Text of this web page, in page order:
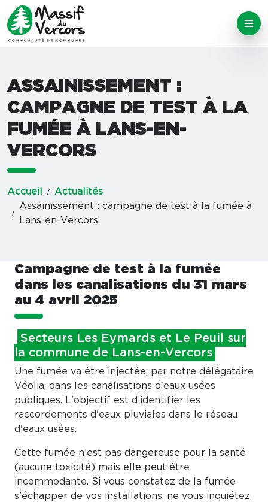
ASSAINISSEMENT :
CAMPAGNE DE TEST À LA
FUMÉE À LANS-EN-
VERCORS
Accueil
Actualités
Assainissement : campagne de test à la fumée à
Lans-en-Vercors
Campagne de test à la fumée
dans les canalisations du 31 mars
au 4 avril 2025
Secteurs Les Eymards et Le Peuil sur
la commune de Lans-en-Vercors
Une fumée va être injectée, par notre délégataire
Véolia, dans les canalisations d'eaux usées
publiques. L'objectif est d’identifier les
raccordements d'eaux pluviales dans le réseau
d'eaux usées.
Cette fumée n’est pas dangereuse pour la santé
(aucune toxicité) mais elle peut être
incommodante. Si vous constatez de la fumée
s’échapper de vos installations, ne vous inquiétez